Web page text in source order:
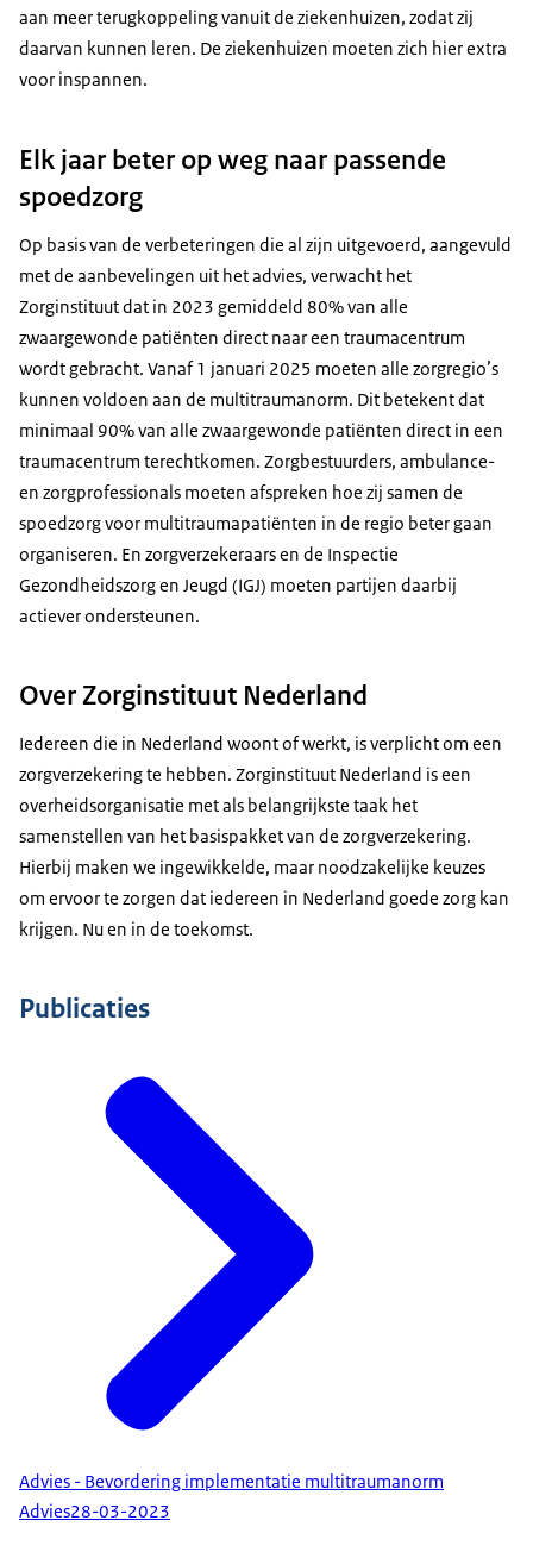
aan meer terugkoppeling vanuit de ziekenhuizen, zodat zij
daarvan kunnen leren. De ziekenhuizen moeten zich hier extra
voor inspannen.
Elk jaar beter op weg naar passende
spoedzorg
Op basis van de verbeteringen die al zijn uitgevoerd, aangevuld
met de aanbevelingen uit het advies, verwacht het
Zorginstituut dat in 2023 gemiddeld 80% van alle
zwaargewonde patiënten direct naar een traumacentrum
wordt gebracht. Vanaf 1 januari 2025 moeten alle zorgregio’s
kunnen voldoen aan de multitraumanorm. Dit betekent dat
minimaal 90% van alle zwaargewonde patiënten direct in een
traumacentrum terechtkomen. Zorgbestuurders, ambulance-
en zorgprofessionals moeten afspreken hoe zij samen de
spoedzorg voor multitraumapatiënten in de regio beter gaan
organiseren. En zorgverzekeraars en de Inspectie
Gezondheidszorg en Jeugd (IGJ) moeten partijen daarbij
actiever ondersteunen.
Over Zorginstituut Nederland
Iedereen die in Nederland woont of werkt, is verplicht om een
zorgverzekering te hebben. Zorginstituut Nederland is een
overheidsorganisatie met als belangrijkste taak het
samenstellen van het basispakket van de zorgverzekering.
Hierbij maken we ingewikkelde, maar noodzakelijke keuzes
om ervoor te zorgen dat iedereen in Nederland goede zorg kan
krijgen. Nu en in de toekomst.
Publicaties
Advies - Bevordering implementatie multitraumanorm
Advies28-03-2023